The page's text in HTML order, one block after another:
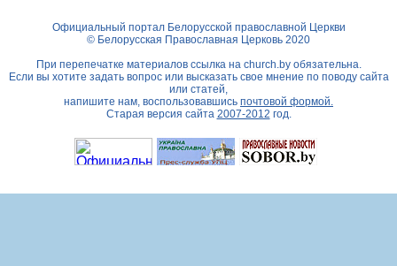
Официальный портал Белорусской православной Церкви
© Белорусская Православная Церковь 2020
При перепечатке материалов ссылка на church.byобязательна.
Если вы хотите задать вопрос или высказать свое мнение по поводу сайта
или статей,
напишите нам, воспользовавшись почтовой формой.
Старая версия сайта 2007-2012 год.